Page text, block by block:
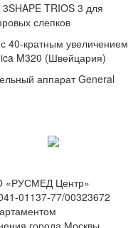
TRIOS 3 для
слепков
40-кратным увеличением
M320 (Швейцария)
аппарат General
«РУСМЕД Центр»
01137-77/00323672